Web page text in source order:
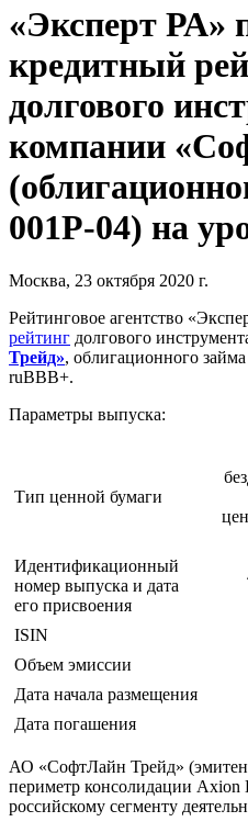
«Эксперт РА»
кредитный
долгового
компании
001P-04) на
Москва, 23 октября 2020 г.
Рейтинговое агентство
рейтинг долгового
Трейд», облигационного
ruBBB+.
Параметры выпуска:
Тип ценной бумаги
Идентификационный
номер выпуска и дата
его присвоения
ISIN
Объем эмиссии
Дата начала размещения
Дата погашения
АО «СофтЛайн Трейд»
периметр консолидации Axion
российскому сегменту